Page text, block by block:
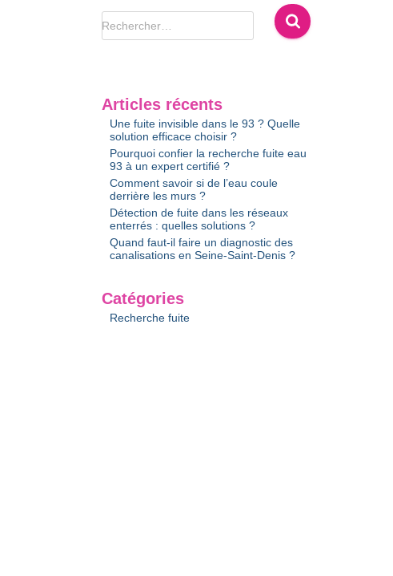
R
e
r
Rechercher…
Articles récents
Une fuite invisible dans le 93 ? Quelle
solution efficace choisir ?
Pourquoi confier la recherche fuite eau
93 à un expert certifié ?
Comment savoir si de l’eau coule
derrière les murs ?
Détection de fuite dans les réseaux
enterrés : quelles solutions ?
Quand faut-il faire un diagnostic des
canalisations en Seine-Saint-Denis ?
Catégories
Recherche fuite